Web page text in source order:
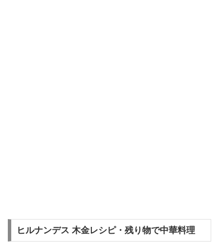
ヒルナンデス 木金レシピ・残り物で中華料理